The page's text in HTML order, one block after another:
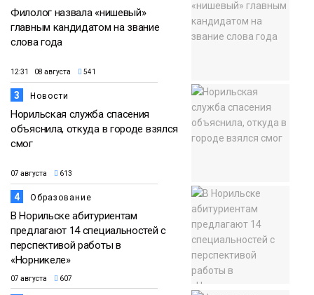
Филолог назвала «нишевый»
главным кандидатом на звание
слова года
12:31 08 августа 541
3 Новости
Норильская служба спасения
объяснила, откуда в городе взялся
смог
07 августа 613
4 Образование
В Норильске абитуриентам
предлагают 14 специальностей с
перспективой работы в
«Норникеле»
07 августа 607